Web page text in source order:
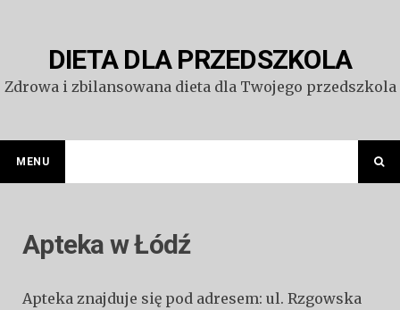
DIETA DLA PRZEDSZKOLA
Zdrowa i zbilansowana dieta dla Twojego przedszkola
MENU
Apteka w Łódź
Apteka znajduje się pod adresem: ul. Rzgowska